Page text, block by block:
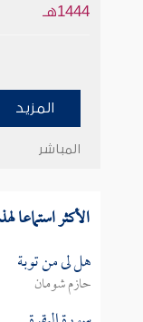
1444هـ
المزيد
المباشر
الأكثر استماعا
هل لى من توبة
حازم شومان